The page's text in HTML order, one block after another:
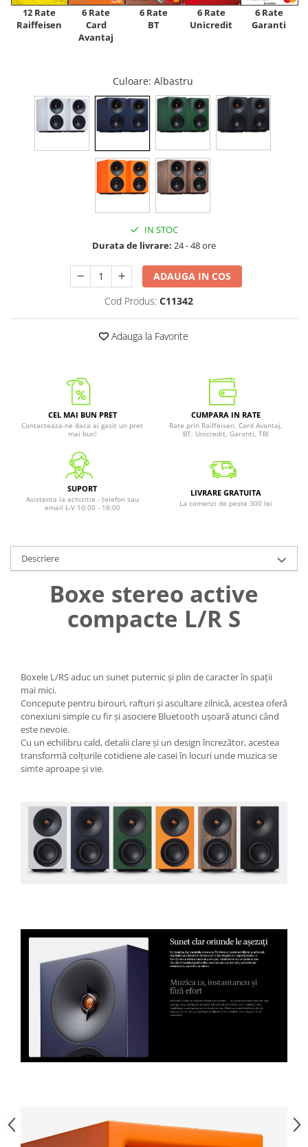
12 Rate
Raiffeisen
6 Rate
Card
Avantaj
6 Rate
BT
6 Rate
Unicredit
6 Rate
Garanti
Culoare: Albastru
IN STOC
Durata de livrare: 24 - 48 ore
ADAUGA IN COS
Cod Produs: C11342
Adauga la Favorite
CEL MAI BUN PRET
Contacteaza-ne daca ai gasit un pret
mai bun!
CUMPARA IN RATE
Rate prin Raiffeisen, Card Avantaj,
BT, Unicredit, Garanti, TBI
SUPORT
Asistenta la achizitie - telefon sau
email L-V 10:00 - 18:00
LIVRARE GRATUITA
La comenzi de peste 300 lei
Descriere
Boxe stereo active
compacte L/R S
Boxele L/RS aduc un sunet puternic și plin de caracter în spații
mai mici.
Concepute pentru birouri, rafturi și ascultare zilnică, acestea oferă
conexiuni simple cu fir și asociere Bluetooth ușoară atunci când
este nevoie.
Cu un echilibru cald, detalii clare și un design încrezător, acestea
transformă colțurile cotidiene ale casei în locuri unde muzica se
simte aproape și vie.